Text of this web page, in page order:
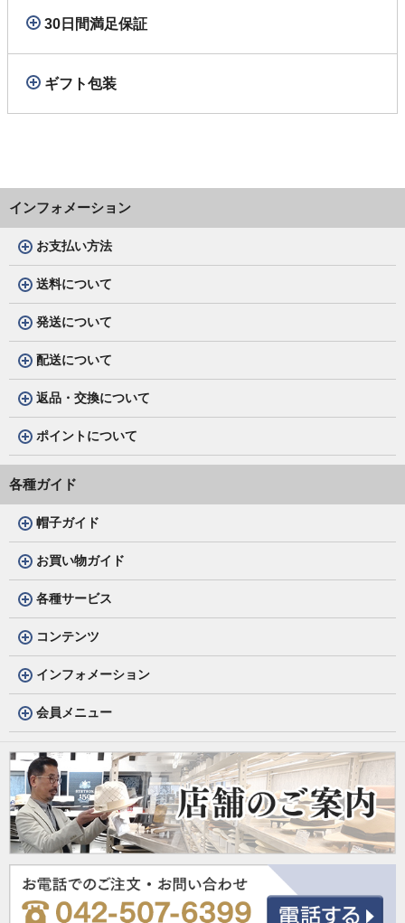
30日間満足保証
ギフト包装
インフォメーション
お支払い方法
送料について
発送について
配送について
返品・交換について
ポイントについて
各種ガイド
帽子ガイド
お買い物ガイド
各種サービス
コンテンツ
インフォメーション
会員メニュー